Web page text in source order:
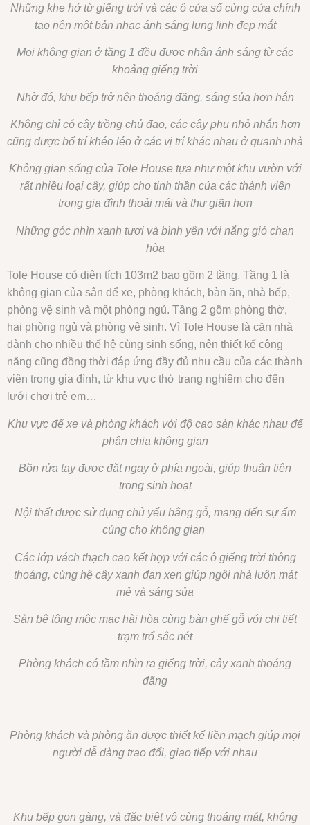
Những khe hở từ giếng trời và các ô cửa sổ cùng cửa chính
tạo nên một bản nhạc ánh sáng lung linh đẹp mắt
Mọi không gian ở tầng 1 đều được nhận ánh sáng từ các
khoảng giếng trời
Nhờ đó, khu bếp trở nên thoáng đãng, sáng sủa hơn hẳn
Không chỉ có cây trồng chủ đạo, các cây phụ nhỏ nhắn hơn
cũng được bố trí khéo léo ở các vị trí khác nhau ở quanh nhà
Không gian sống của Tole House tựa như một khu vườn với
rất nhiều loại cây, giúp cho tinh thần của các thành viên
trong gia đình thoải mái và thư giãn hơn
Những góc nhìn xanh tươi và bình yên với nắng gió chan
hòa
Tole House có diện tích 103m2 bao gồm 2 tầng. Tầng 1 là
không gian của sân để xe, phòng khách, bàn ăn, nhà bếp,
phòng vệ sinh và một phòng ngủ. Tầng 2 gồm phòng thờ,
hai phòng ngủ và phòng vệ sinh. Vì Tole House là căn nhà
dành cho nhiều thế hệ cùng sinh sống, nên thiết kế công
năng cũng đồng thời đáp ứng đầy đủ nhu cầu của các thành
viên trong gia đình, từ khu vực thờ trang nghiêm cho đến
lưới chơi trẻ em…
Khu vực để xe và phòng khách với độ cao sàn khác nhau để
phân chia không gian
Bồn rửa tay được đặt ngay ở phía ngoài, giúp thuận tiện
trong sinh hoạt
Nội thất được sử dụng chủ yếu bằng gỗ, mang đến sự ấm
cúng cho không gian
Các lớp vách thạch cao kết hợp với các ô giếng trời thông
thoáng, cùng hệ cây xanh đan xen giúp ngôi nhà luôn mát
mẻ và sáng sủa
Sàn bê tông mộc mạc hài hòa cùng bàn ghế gỗ với chi tiết
trạm trổ sắc nét
Phòng khách có tầm nhìn ra giếng trời, cây xanh thoáng
đãng
Phòng khách và phòng ăn được thiết kế liền mạch giúp mọi
người dễ dàng trao đổi, giao tiếp với nhau
Khu bếp gọn gàng, và đặc biệt vô cùng thoáng mát, không